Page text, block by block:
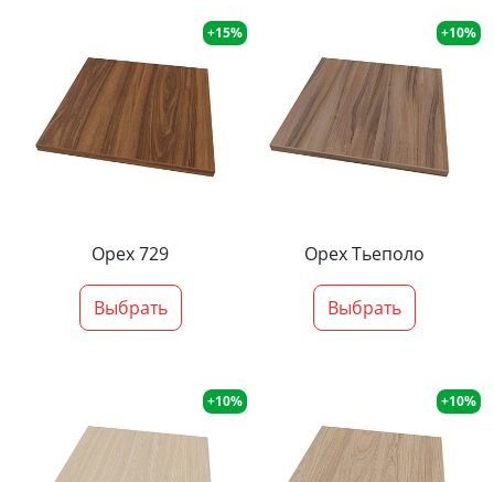
+15%
Орех 729
Выбрать
+10%
Орех Тьеполо
Выбрать
+10% +10%